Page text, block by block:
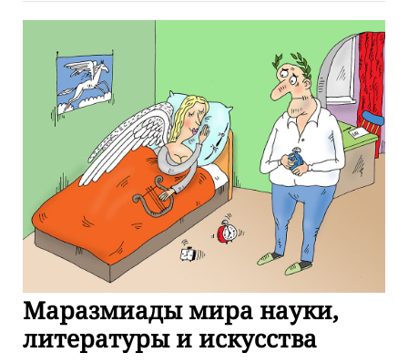
Маразмиады мира науки,
литературы и искусства